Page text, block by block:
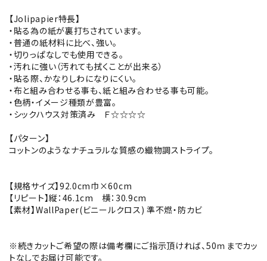
【Jolipapier特長】
・貼る為の紙が裏打ちされています。
・普通の紙材料に比べ、強い。
・切りっぱなしでも使用できる。
・汚れに強い（汚れても拭くことが出来る）
・貼る際、かなりしわになりにくい。
・布と組み合わせる事も、紙と組み合わせる事も可能。
・色柄・イメージ種類が豊富。
・シックハウス対策済み Ｆ☆☆☆☆
【パターン】
コットンのようなナチュラルな質感の織物調ストライプ。
【規格サイズ】92.0cm巾×60cm
【リピート】縦：46.1cm 横：30.9cm
【素材】WallPaper(ビニールクロス) 準不燃・防カビ
※続きカットご希望の際は備考欄にご指示頂ければ、50ｍまでカッ
トなしでお届け可能です。